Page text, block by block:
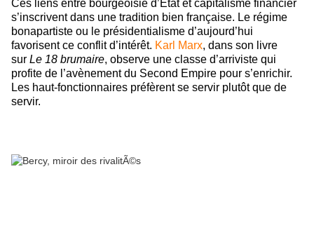
Ces liens entre bourgeoisie d’Etat et capitalisme financier
s’inscrivent dans une tradition bien française. Le régime
bonapartiste ou le présidentialisme d’aujourd’hui
favorisent ce conflit d’intérêt. Karl Marx, dans son livre
sur Le 18 brumaire, observe une classe d’arriviste qui
profite de l’avènement du Second Empire pour s’enrichir.
Les haut-fonctionnaires préfèrent se servir plutôt que de
servir.